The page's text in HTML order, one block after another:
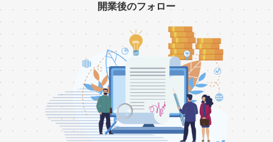
開業後のフォロー